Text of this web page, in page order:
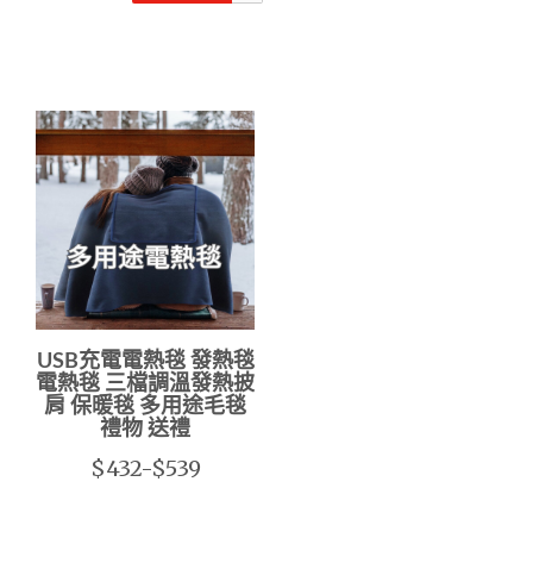
USB充電電熱毯 發熱毯
電熱毯 三檔調溫發熱披
肩 保暖毯 多用途毛毯
禮物 送禮
$432-$539